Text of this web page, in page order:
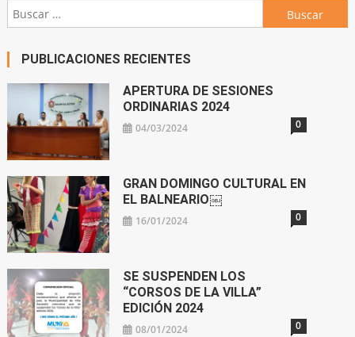
Buscar:
PUBLICACIONES RECIENTES
APERTURA DE SESIONES
ORDINARIAS 2024
04/03/2024 0
GRAN DOMINGO CULTURAL EN
EL BALNEARIO￼
16/01/2024 0
SE SUSPENDEN LOS
“CORSOS DE LA VILLA”
EDICIÓN 2024
08/01/2024 0